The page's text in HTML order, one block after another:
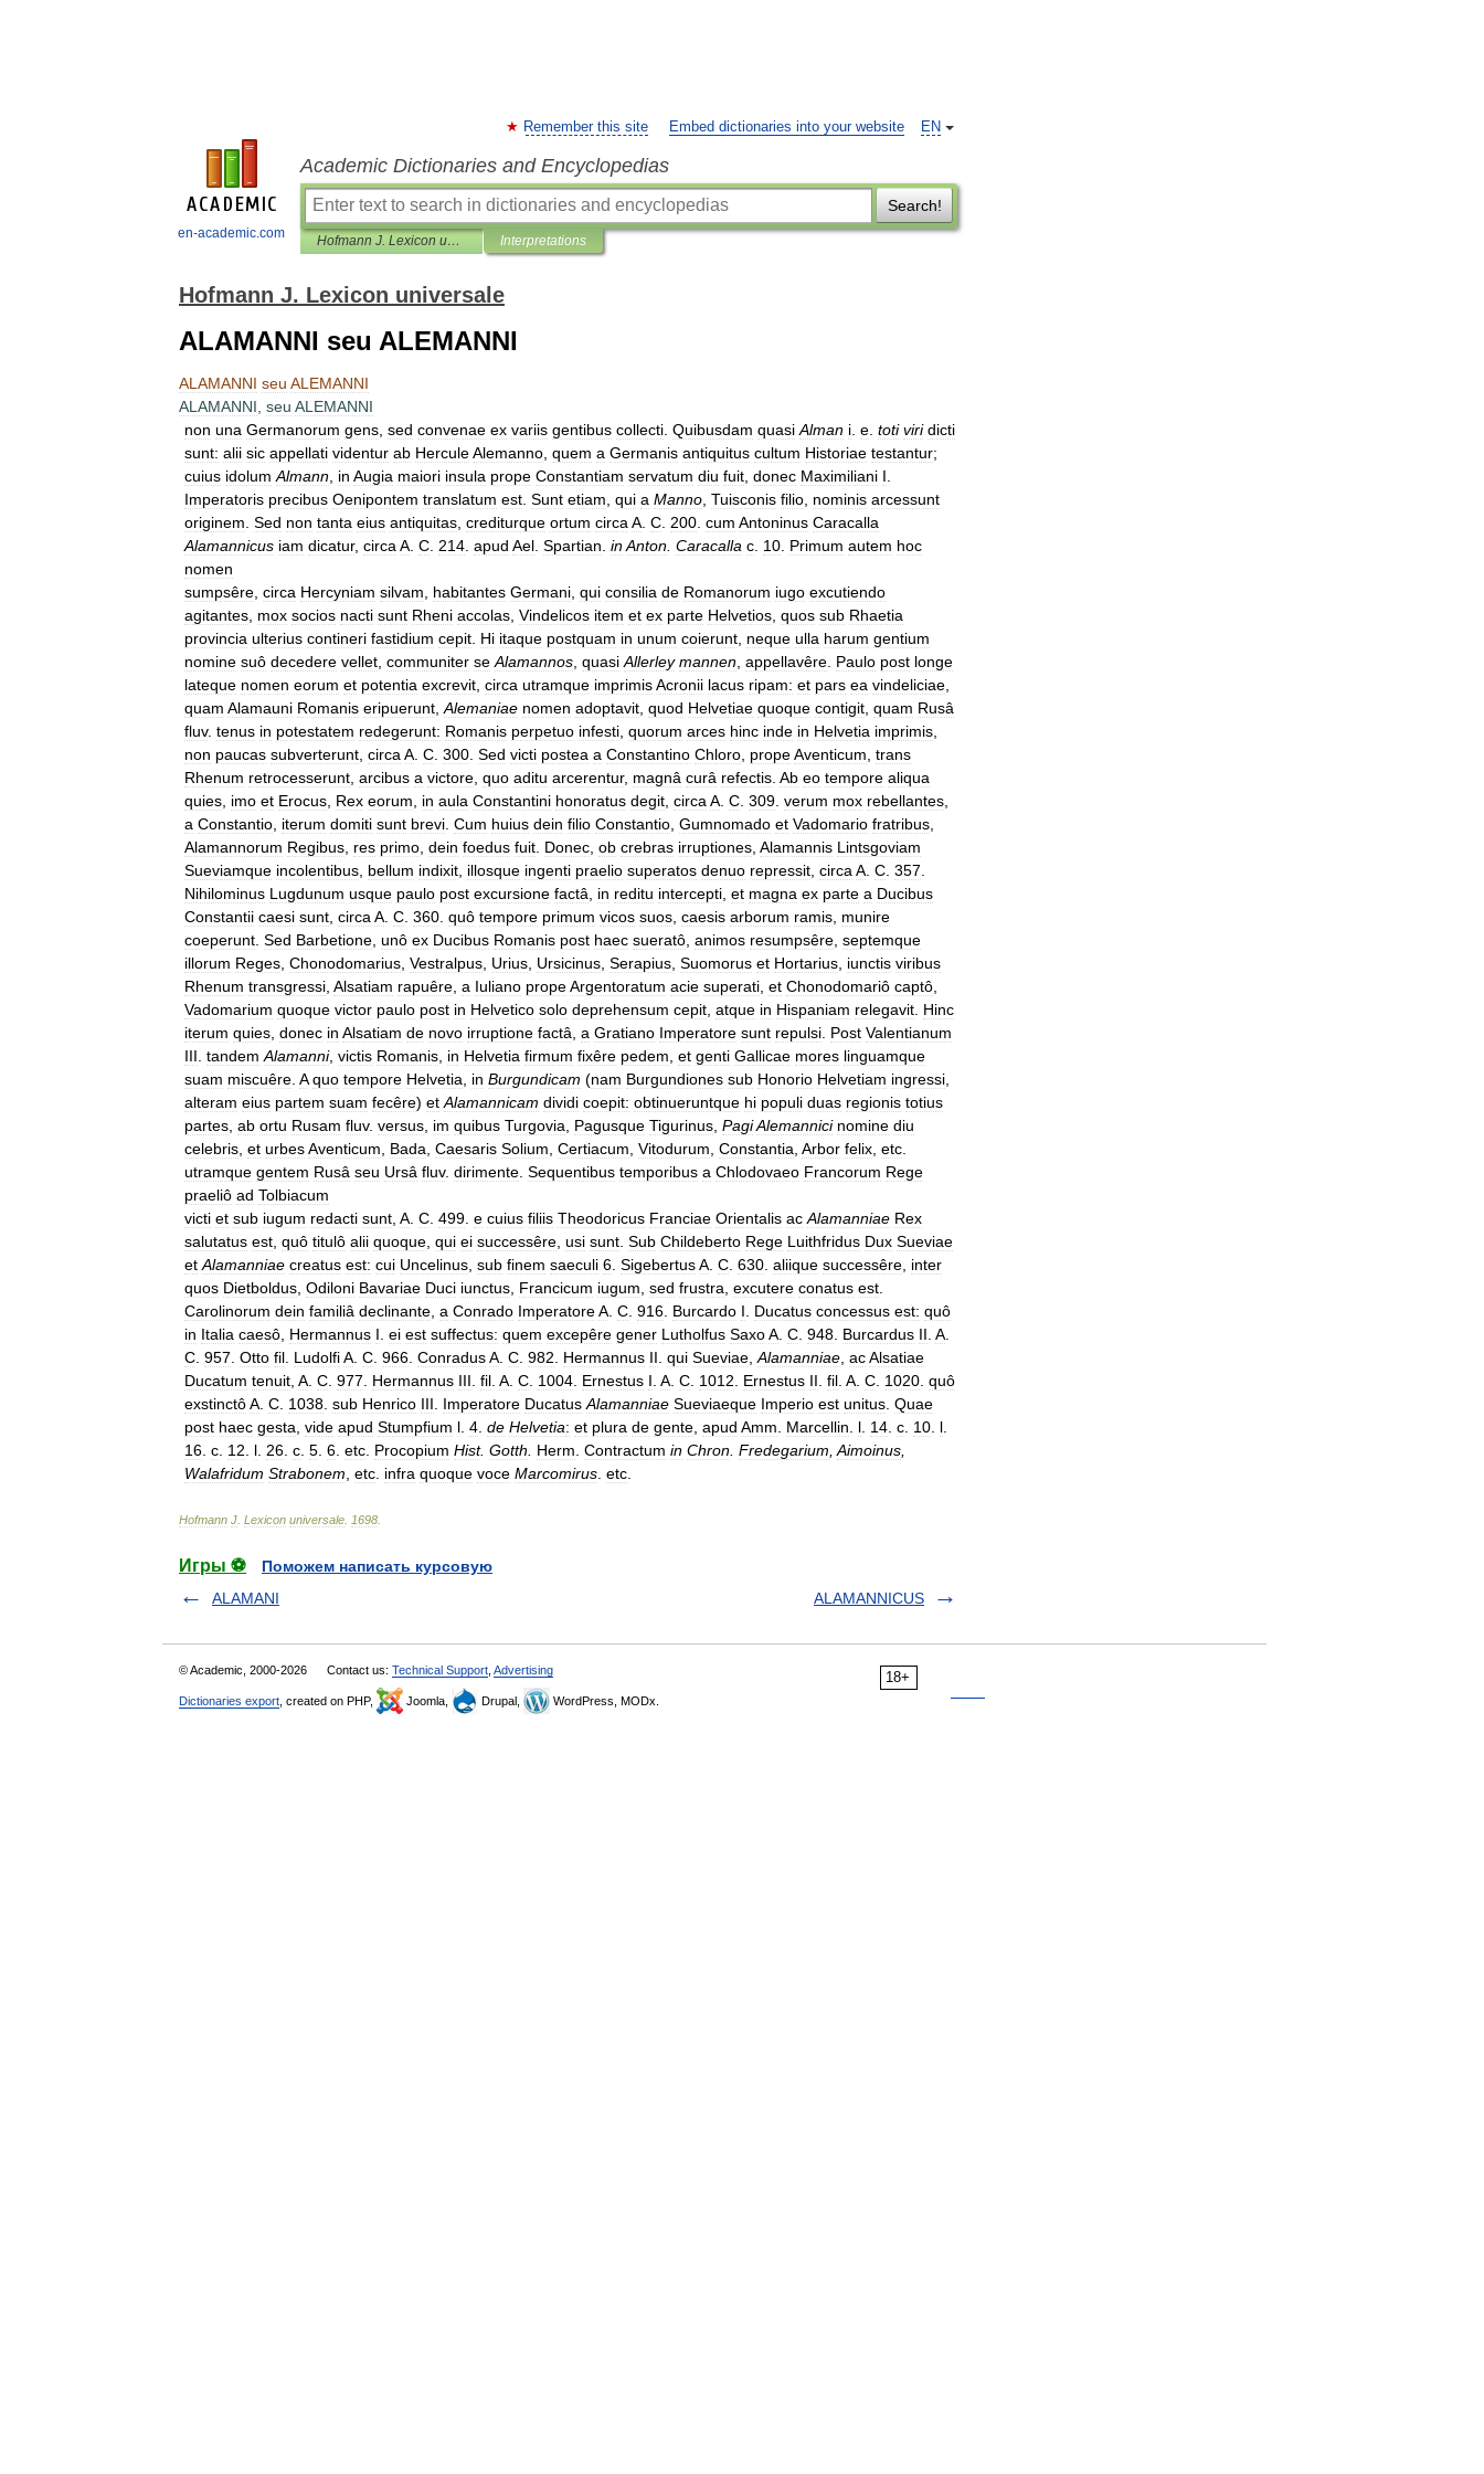
en-academic.com
EN
Remember this site Embed dictionaries into your website
Academic Dictionaries and Encyclopedias
Search!
Hofmann J. Lexicon universale Interpretations
Hofmann J. Lexicon universale
ALAMANNI seu ALEMANNI
ALAMANNI seu ALEMANNI
ALAMANNI seu ALEMANNI
non una Germanorum gens sed convenae ex variis gentibus collecti Quibusdam quasi Alman i e toti viri dicti
sunt: alii sic appellati videntur ab HerculeAlemanno quem a Germanis antiquitus cultum Historiae testantur;
cuius idolum Almann in Augia maiori insula prope Constantiam servatum diu fuit donec Maximiliani I
Imperatoris precibus Oenipontem translatum est Sunt etiam qui a Manno Tuisconis filio nominis arcessunt
originem Sed non tanta eius antiquitas crediturque ortum circa A C 200 cum Antoninus Caracalla
Alamannicus iam dicatur, circa A C 214 apud Ael Spartian inAnton Caracalla c 10 Primum autem hoc
nomen
sumpsêre circa Hercyniam silvam habitantes Germani qui consilia de Romanorum iugo excutiendo
agitantes mox socios nacti sunt Rheni accolas Vindelicos item et ex parte Helvetios quos sub Rhaetia
provincia ulterius contineri fastidium cepit Hi itaque postquam in unum coierunt neque ulla harum gentium
nomine suô decedere vellet communiter se Alamannos quasi Allerley mannen appellavêre Paulo post longe
lateque nomen eorum et potentia excrevit circa utramque imprimisAcronii lacus ripam: et pars ea vindeliciae
quam Alamauni Romanis eripuerunt Alemaniae nomen adoptavit quod Helvetiae quoque contigit quam Rusâ
fluv. tenus in potestatem redegerunt: Romanis perpetuo infesti quorum arces hinc inde in Helvetia imprimis
non paucas subverterunt circa A C 300 Sed victi postea a Constantino Chloro propeAventicum trans
Rhenum retrocesserunt arcibus a victore quo aditu arcerentur, magnâ curâ refectis Ab eo tempore aliqua
quies imo et Erocus Rex eorum in aula Constantini honoratus degit circa A C 309 verum mox rebellantes
a Constantio iterum domiti sunt brevi Cum huius dein filio Constantio Gumnomado et Vadomario fratribus
Alamannorum Regibus res primo dein foedus fuit Donec ob crebras irruptiones Alamannis Lintsgoviam
Sueviamque incolentibus bellum indixit illosque ingenti praelio superatos denuo repressit circa A C 357
Nihilominus Lugdunum usque paulo post excursione factâ in reditu intercepti et magna ex parte a Ducibus
Constantii caesi sunt circa A C 360 quô tempore primum vicos suos caesis arborum ramis munire
coeperunt Sed Barbetione unô ex Ducibus Romanis post haec sueratô animos resumpsêre septemque
illorum Reges Chonodomarius Vestralpus Urius Ursicinus Serapius Suomorus et Hortarius iunctis viribus
Rhenum transgressi Alsatiam rapuêre a Iuliano propeArgentoratum acie superati et Chonodomariô captô
Vadomarium quoque victor paulo post in Helvetico solo deprehensum cepit atque in Hispaniam relegavit Hinc
iterum quies donec in Alsatiam de novo irruptione factâ a Gratiano Imperatore sunt repulsi Post Valentianum
III tandem Alamanni, victis Romanis in Helvetia firmum fixêre pedem et genti Gallicae mores linguamque
suam miscuêre A quo tempore Helvetia in Burgundicam (nam Burgundiones sub Honorio Helvetiam ingressi
alteram eius partem suam fecêre) et Alamannicam dividi coepit: obtinueruntque hi populi duas regionis totius
partes ab ortu Rusam fluv. versus im quibus Turgovia Pagusque Tigurinus PagiAlemannici nomine diu
celebris et urbesAventicum Bada Caesaris Solium Certiacum Vitodurum Constantia Arbor felix etc
utramque gentem Rusâ seu Ursâ fluv. dirimente Sequentibus temporibus a Chlodovaeo Francorum Rege
praeliô ad Tolbiacum
victi et sub iugum redacti sunt A C 499 e cuius filiis Theodoricus Franciae Orientalis ac Alamanniae Rex
salutatus est quô titulô alii quoque qui ei successêre usi sunt Sub Childeberto Rege Luithfridus Dux Sueviae
et Alamanniae creatus est: cui Uncelinus sub finem saeculi 6 SigebertusA C 630 aliique successêre inter
quos Dietboldus Odiloni Bavariae Duci iunctus Francicum iugum sed frustra excutere conatus est
Carolinorum dein familiâ declinante a Conrado ImperatoreA C 916 Burcardo I Ducatus concessus est: quô
in Italia caesô Hermannus I ei est suffectus: quem excepêre gener Lutholfus SaxoA C 948 Burcardus II A
C 957 Otto fil LudolfiA C 966 ConradusA C 982 Hermannus II qui Sueviae Alamanniae acAlsatiae
Ducatum tenuit A C 977 Hermannus III fil A C 1004 Ernestus I A C 1012 Ernestus II fil A C 1020 quô
exstinctôA C 1038 sub Henrico III Imperatore Ducatus Alamanniae Sueviaeque Imperio est unitus Quae
post haec gesta vide apud Stumpfium l 4 de Helvetia: et plura de gente apud Amm Marcellin l 14 c 10 l
16 c 12 l 26 c 5 6 etc Procopium Hist. Gotth Herm Contractum in Chron Fredegarium Aimoinus
Walafridum Strabonem etc infra quoque voce Marcomirus etc
Hofmann J Lexicon universale 1698
Игры ⚽
Поможем написать курсовую
ALAMANI
ALAMANNICUS
18+
© Academic, 2000-2026 Contact us: Technical Support Advertising
Dictionaries export , created on PHP, Joomla, Drupal, WordPress, MODx.